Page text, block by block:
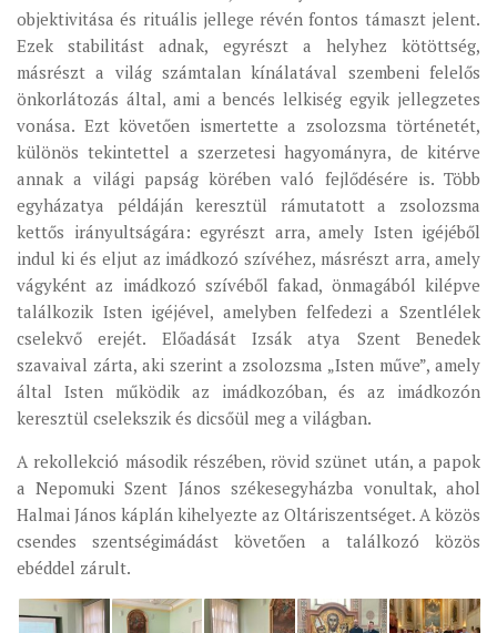
objektivitása és rituális jellege révén fontos támaszt jelent.
Ezek stabilitást adnak, egyrészt a helyhez kötöttség,
másrészt a világ számtalan kínálatával szembeni felelős
önkorlátozás által, ami a bencés lelkiség egyik jellegzetes
vonása. Ezt követően ismertette a zsolozsma történetét,
különös tekintettel a szerzetesi hagyományra, de kitérve
annak a világi papság körében való fejlődésére is. Több
egyházatya példáján keresztül rámutatott a zsolozsma
kettős irányultságára: egyrészt arra, amely Isten igéjéből
indul ki és eljut az imádkozó szívéhez, másrészt arra, amely
vágyként az imádkozó szívéből fakad, önmagából kilépve
találkozik Isten igéjével, amelyben felfedezi a Szentlélek
cselekvő erejét. Előadását Izsák atya Szent Benedek
szavaival zárta, aki szerint a zsolozsma „Isten műve”, amely
által Isten működik az imádkozóban, és az imádkozón
keresztül cselekszik és dicsőül meg a világban.
A rekollekció második részében, rövid szünet után, a papok
a Nepomuki Szent János székesegyházba vonultak, ahol
Halmai János káplán kihelyezte az Oltáriszentséget. A közös
csendes szentségimádást követően a találkozó közös
ebéddel zárult.